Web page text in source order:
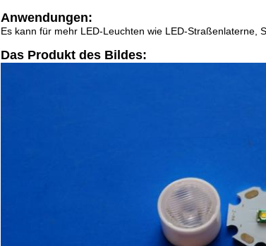
Anwendungen:
Es kann für mehr LED-Leuchten wie LED-Straßenlaterne,
Das Produkt des Bildes: